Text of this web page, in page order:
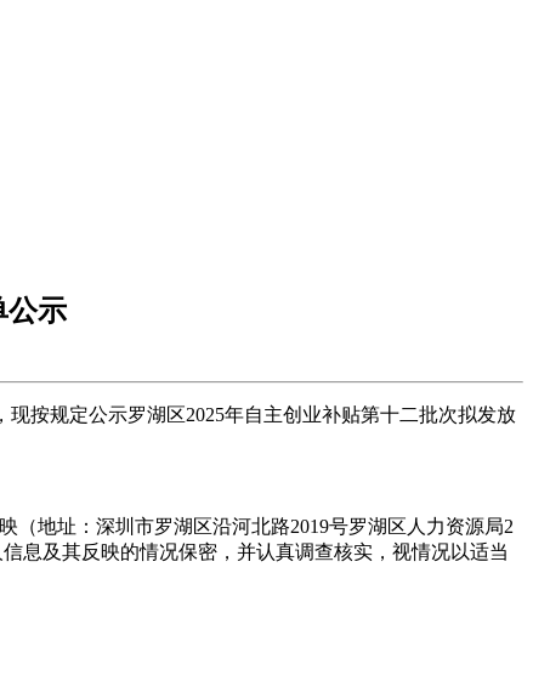
公示
按规定公示罗湖区2025年自主创业补贴第十二批次拟发放
（地址：深圳市罗湖区沿河北路2019号罗湖区人力资源局2
息及其反映的情况保密，并认真调查核实，视情况以适当